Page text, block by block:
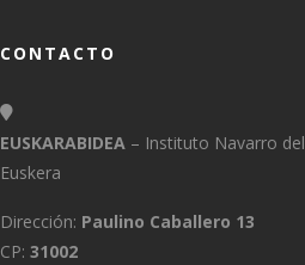
CONTACTO
EUSKARABIDEA – Instituto Navarro del
Euskera
Dirección: Paulino Caballero 13
CP: 31002